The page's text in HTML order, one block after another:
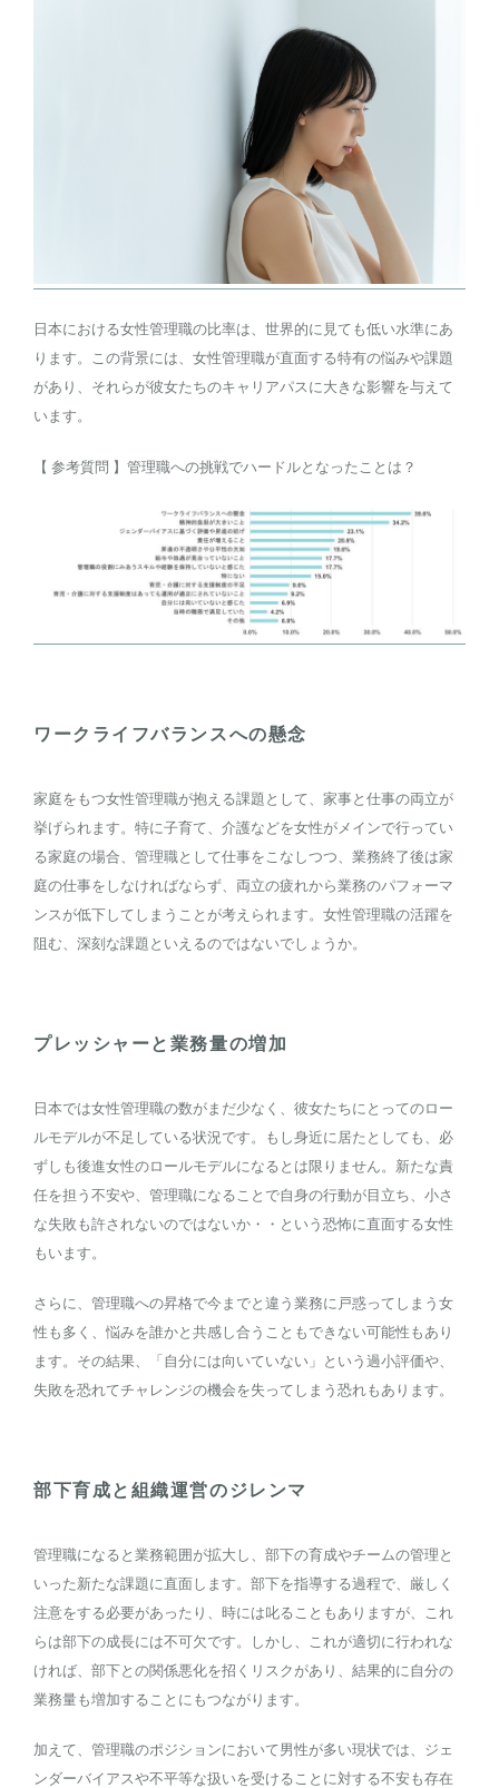
日本における女性管理職の比率は、世界的に見ても低い水準にあ
ります。この背景には、女性管理職が直面する特有の悩みや課題
があり、それらが彼女たちのキャリアパスに大きな影響を与えて
います。
【 参考質問 】管理職への挑戦でハードルとなったことは？
ワークライフバランスへの懸念
家庭をもつ女性管理職が抱える課題として、家事と仕事の両立が
挙げられます。特に子育て、介護などを女性がメインで行ってい
る家庭の場合、管理職として仕事をこなしつつ、業務終了後は家
庭の仕事をしなければならず、両立の疲れから業務のパフォーマ
ンスが低下してしまうことが考えられます。女性管理職の活躍を
阻む、深刻な課題といえるのではないでしょうか。
プレッシャーと業務量の増加
日本では女性管理職の数がまだ少なく、彼女たちにとってのロー
ルモデルが不足している状況です。もし身近に居たとしても、必
ずしも後進女性のロールモデルになるとは限りません。新たな責
任を担う不安や、管理職になることで自身の行動が目立ち、小さ
な失敗も許されないのではないか・・という恐怖に直面する女性
もいます。
さらに、管理職への昇格で今までと違う業務に戸惑ってしまう女
性も多く、悩みを誰かと共感し合うこともできない可能性もあり
ます。その結果、「自分には向いていない」という過小評価や、
失敗を恐れてチャレンジの機会を失ってしまう恐れもあります。
部下育成と組織運営のジレンマ
管理職になると業務範囲が拡大し、部下の育成やチームの管理と
いった新たな課題に直面します。部下を指導する過程で、厳しく
注意をする必要があったり、時には叱ることもありますが、これ
らは部下の成長には不可欠です。しかし、これが適切に行われな
ければ、部下との関係悪化を招くリスクがあり、結果的に自分の
業務量も増加することにもつながります。
加えて、管理職のポジションにおいて男性が多い現状では、ジェ
ンダーバイアスや不平等な扱いを受けることに対する不安も存在